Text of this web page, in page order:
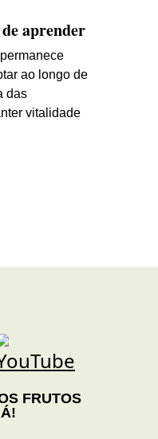
aprender
ao longo de
das
vitalidade
FRUTOS